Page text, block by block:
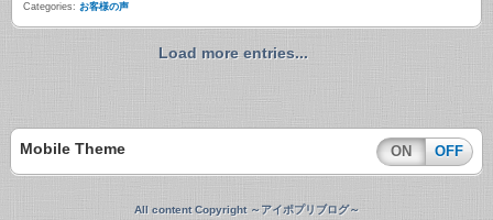
Categories: お客様の声
Load more entries...
Mobile Theme ON OFF
All content Copyright ～アイポプリブログ～